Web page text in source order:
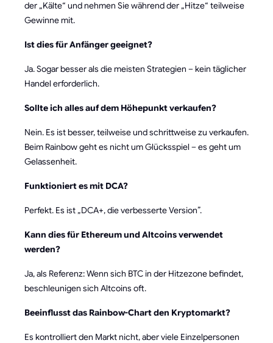
der „Kälte“ und nehmen Sie während der „Hitze“ teilweise
Gewinne mit.
Ist dies für Anfänger geeignet?
Ja. Sogar besser als die meisten Strategien – kein täglicher
Handel erforderlich.
Sollte ich alles auf dem Höhepunkt verkaufen?
Nein. Es ist besser, teilweise und schrittweise zu verkaufen.
Beim Rainbow geht es nicht um Glücksspiel – es geht um
Gelassenheit.
Funktioniert es mit DCA?
Perfekt. Es ist „DCA+, die verbesserte Version”.
Kann dies für Ethereum und Altcoins verwendet
werden?
Ja, als Referenz: Wenn sich BTC in der Hitzezone befindet,
beschleunigen sich Altcoins oft.
Beeinflusst das Rainbow-Chart den Kryptomarkt?
Es kontrolliert den Markt nicht, aber viele Einzelpersonen